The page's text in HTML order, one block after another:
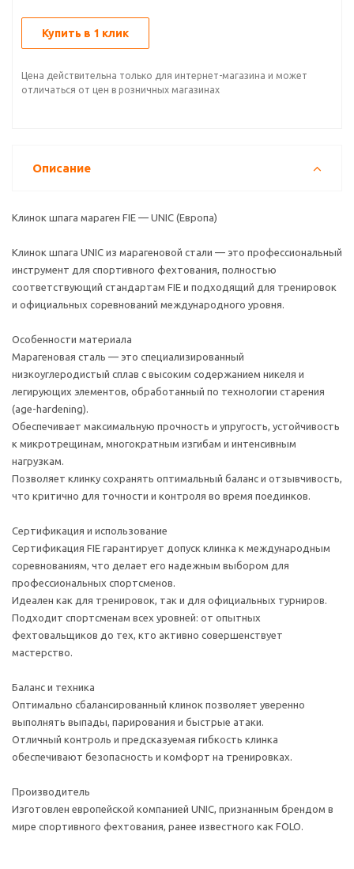
Купить в 1 клик
Цена действительна только для интернет-магазина и может
отличаться от цен в розничных магазинах
Описание
Клинок шпага мараген FIE — UNIC (Европа)
Клинок шпага UNIC из марагеновой стали — это профессиональный
инструмент для спортивного фехтования, полностью
соответствующий стандартам FIE и подходящий для тренировок
и официальных соревнований международного уровня.
Особенности материала
Марагеновая сталь — это специализированный
низкоуглеродистый сплав с высоким содержанием никеля и
легирующих элементов, обработанный по технологии старения
(age-hardening).
Обеспечивает максимальную прочность и упругость, устойчивость
к микротрещинам, многократным изгибам и интенсивным
нагрузкам.
Позволяет клинку сохранять оптимальный баланс и отзывчивость,
что критично для точности и контроля во время поединков.
Сертификация и использование
Сертификация FIE гарантирует допуск клинка к международным
соревнованиям, что делает его надежным выбором для
профессиональных спортсменов.
Идеален как для тренировок, так и для официальных турниров.
Подходит спортсменам всех уровней: от опытных
фехтовальщиков до тех, кто активно совершенствует
мастерство.
Баланс и техника
Оптимально сбалансированный клинок позволяет уверенно
выполнять выпады, парирования и быстрые атаки.
Отличный контроль и предсказуемая гибкость клинка
обеспечивают безопасность и комфорт на тренировках.
Производитель
Изготовлен европейской компанией UNIC, признанным брендом в
мире спортивного фехтования, ранее известного как FOLO.